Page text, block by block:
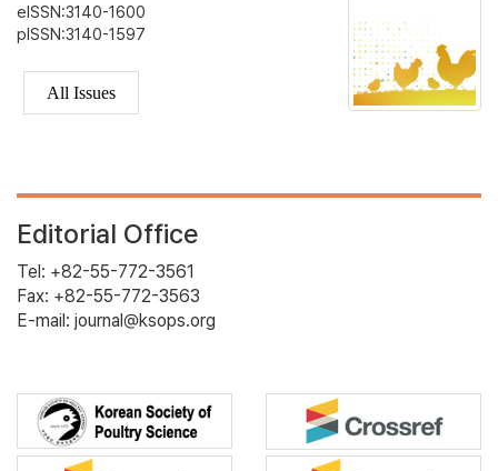
eISSN:3140-1600
pISSN:3140-1597
All Issues
Editorial Office
Tel: +82-55-772-3561
Fax: +82-55-772-3563
E-mail: journal@ksops.org